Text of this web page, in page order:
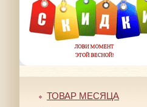
ТОВАР МЕСЯЦА